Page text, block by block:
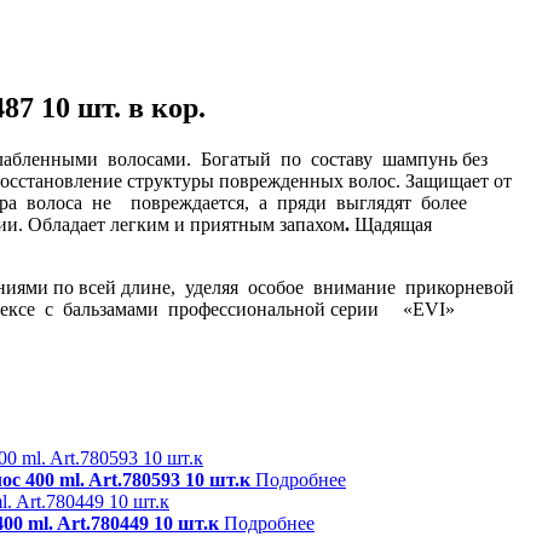
10 шт. в кор.
волосами. Богатый по составу шампунь без
структуры поврежденных волос. Защищает от
волоса не повреждается, а пряди выглядят более
Обладает легким и приятным запахом. Щадящая
по всей длине, уделяя особое внимание прикорневой
с бальзамами профессиональной серии «EVI»
400 ml. Art.780593 10 шт.к Подробнее
ml. Art.780449 10 шт.к Подробнее